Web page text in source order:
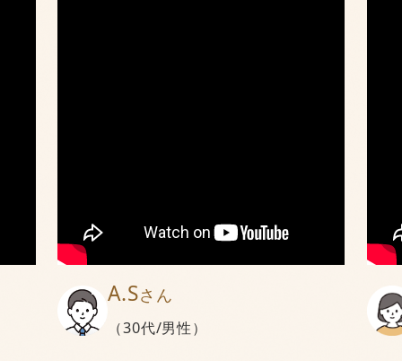
A.Sさん
（30代/男性）